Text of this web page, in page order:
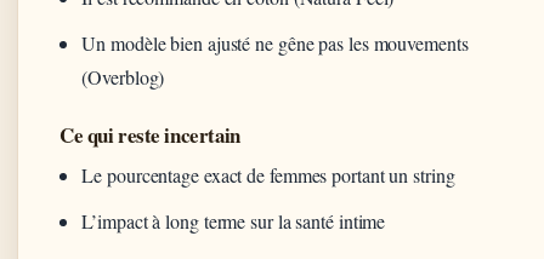
Un modèle bien ajusté ne gêne pas les mouvements
(Overblog)
Ce qui reste incertain
Le pourcentage exact de femmes portant un string
L’impact à long terme sur la santé intime